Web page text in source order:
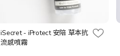
iSecret - iProtect 安陪 草本抗
流感噴霧